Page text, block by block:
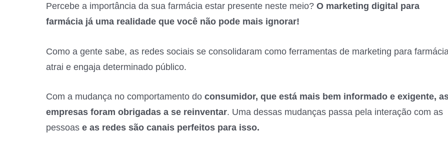
Percebe a importância da sua farmácia estar presente neste meio? O marketing digital para
farmácia já uma realidade que você não pode mais ignorar!
Como a gente sabe, as redes sociais se consolidaram como ferramentas de marketing para
atrai e engaja determinado público.
Com a mudança no comportamento do consumidor, que está mais bem informado e exigente,
empresas foram obrigadas a se reinventar. Uma dessas mudanças passa pela interação com as
pessoas e as redes são canais perfeitos para isso.